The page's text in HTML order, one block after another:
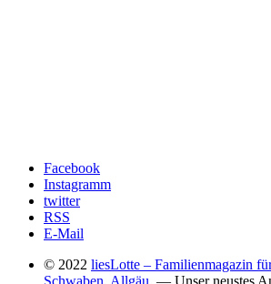
Facebook
Instagramm
twitter
RSS
E-Mail
© 2022 liesLotte – Familienmagazin
Schwaben, Allgäu. — Unser neustes